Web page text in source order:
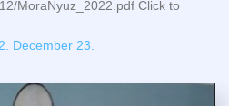
MoraNyuz_2022.pdf Click to
December 23.